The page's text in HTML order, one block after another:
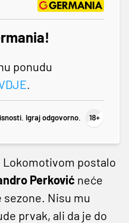
ponudu
.
Igraj odgovorno.
Lokomotivom postalo
Perković neće
Nisu mu
prvak, ali da je do